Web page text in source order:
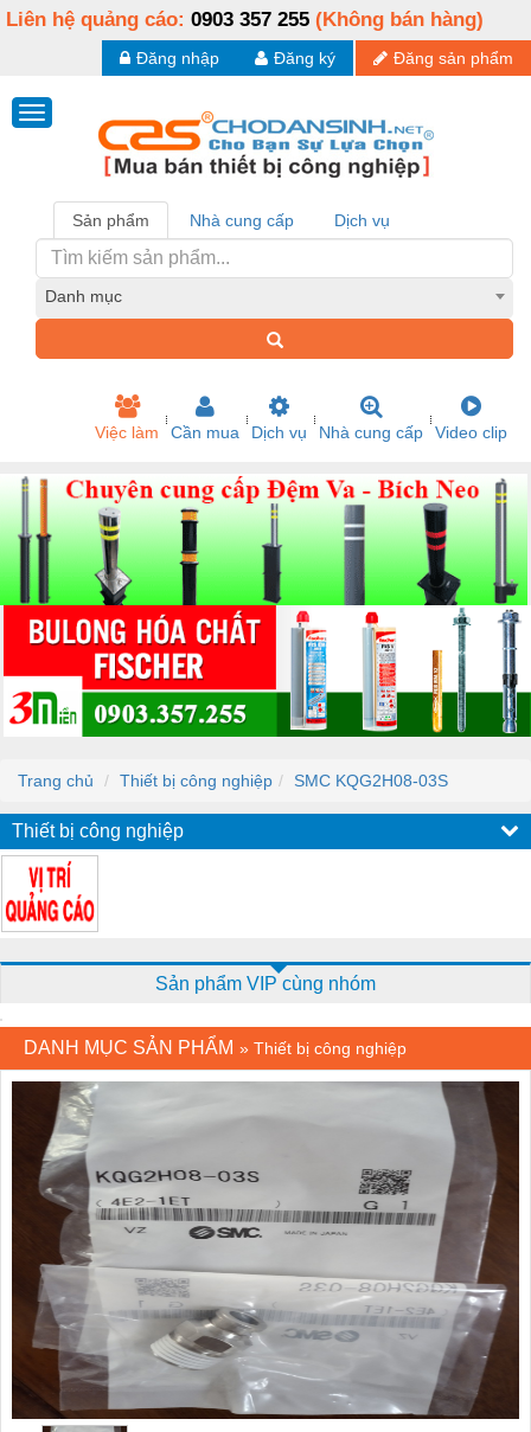
Liên hệ quảng cáo: 0903 357 255 (Không bán hàng)
Đăng sản phẩm
Đăng ký
Đăng nhập
Sản phẩm Nhà cung cấp Dịch vụ
Danh mục
Việc làm Cần mua Dịch vụ Nhà cung cấp Video clip
Trang chủ Thiết bị công nghiệp SMC KQG2H08-03S
Thiết bị công nghiệp
Sản phẩm VIP cùng nhóm
DANH MỤC SẢN PHẨM » Thiết bị công nghiệp